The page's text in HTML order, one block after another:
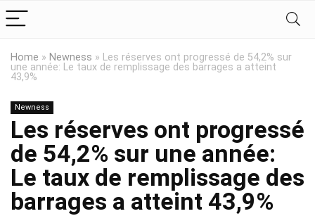
Home » Newness » Les réserves ont progressé de 54,2% sur
une année: Le taux de remplissage des barrages a atteint
43,9%
Newness
Les réserves ont progressé
de 54,2% sur une année:
Le taux de remplissage des
barrages a atteint 43,9%